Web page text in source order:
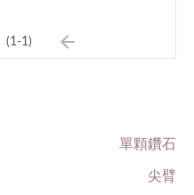
(1-1)
單顆鑽石
尖臂